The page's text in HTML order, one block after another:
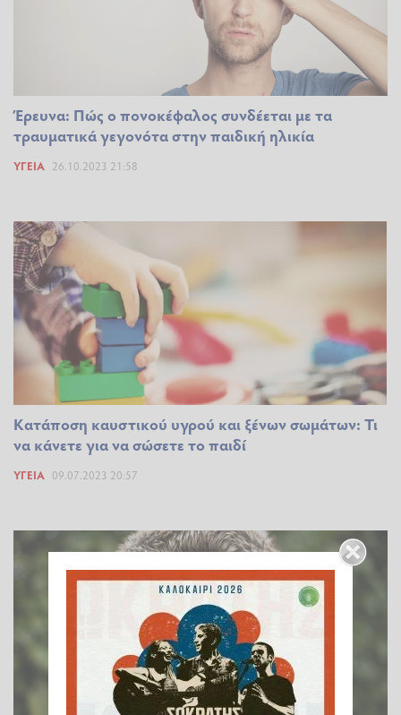
Έρευνα: Πώς ο πονοκέφαλος συνδέεται με τα
τραυματικά γεγονότα στην παιδική ηλικία
ΥΓΕΊΑ 26.10.2023 21:58
Κατάποση καυστικού υγρού και ξένων σωμάτων: Τι
να κάνετε για να σώσετε το παιδί
ΥΓΕΊΑ 09.07.2023 20:57